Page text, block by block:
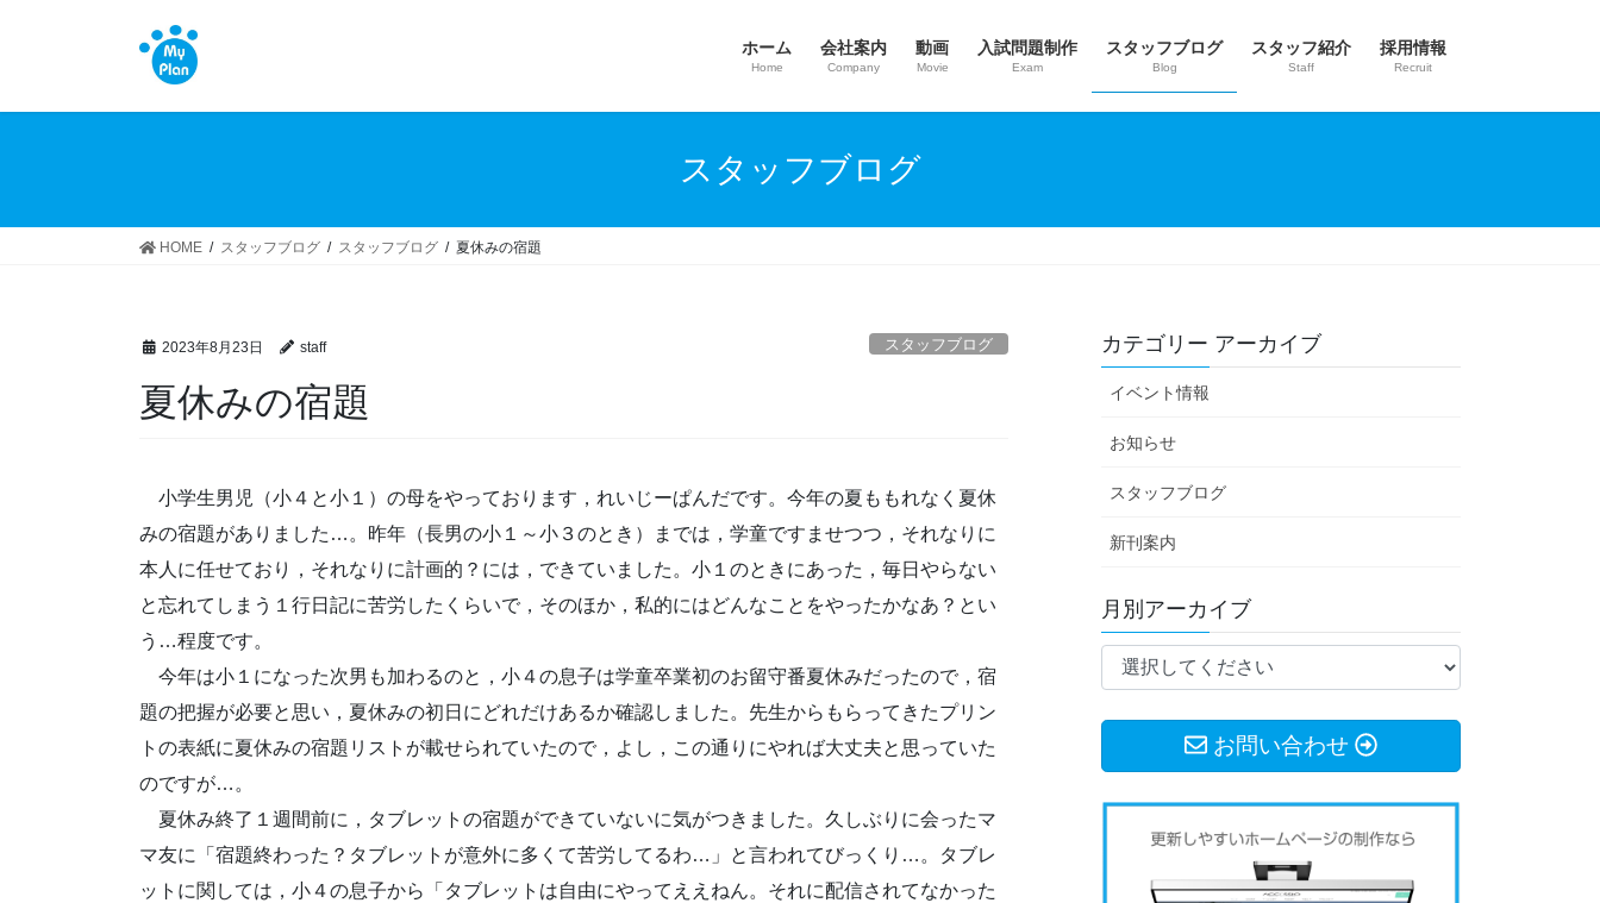
ホーム
Home
会社案内
Company
動画
Movie
入試問題制作
Exam
スタッフブログ
Blog
スタッフ紹介
Staff
採用情報
Recruit
スタッフブログ
HOME スタッフブログ スタッフブログ 夏休みの宿題
2023年8月23日 staff スタッフブログ
夏休みの宿題
小学生男児（小４と小１）の母をやっております，れいじーぱんだです。今年の夏ももれなく夏休
みの宿題がありました…。昨年（長男の小１～小３のとき）までは，学童ですませつつ，それなりに
本人に任せており，それなりに計画的？には，できていました。小１のときにあった，毎日やらない
と忘れてしまう１行日記に苦労したくらいで，そのほか，私的にはどんなことをやったかなあ？とい
う…程度です。
今年は小１になった次男も加わるのと，小４の息子は学童卒業初のお留守番夏休みだったので，宿
題の把握が必要と思い，夏休みの初日にどれだけあるか確認しました。先生からもらってきたプリン
トの表紙に夏休みの宿題リストが載せられていたので，よし，この通りにやれば大丈夫と思っていた
のですが…。
夏休み終了１週間前に，タブレットの宿題ができていないに気がつきました。久しぶりに会ったマ
マ友に「宿題終わった？タブレットが意外に多くて苦労してるわ…」と言われてびっくり…。タブレ
ットに関しては，小４の息子から「タブレットは自由にやってええねん。それに配信されてなかった
カテゴリー アーカイブ
イベント情報
お知らせ
スタッフブログ
新刊案内
月別アーカイブ
お問い合わせ